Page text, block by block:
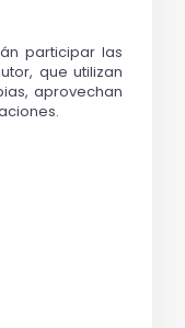
participar las
que utilizan
aprovechan